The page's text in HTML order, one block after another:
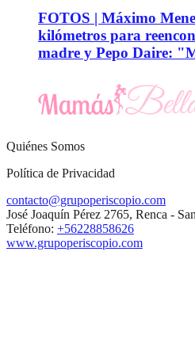
FOTOS | Máximo
kilómetros para
madre y Pepo Daire:
Quiénes Somos
Política de Privacidad
contacto@grupoperiscopio.com
José Joaquín Pérez 2765, Renca -
Teléfono: +56228858626
www.grupoperiscopio.com